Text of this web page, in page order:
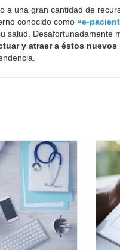
a una gran cantidad de
conocido como «e-
salud.
y atraer a éstos nuevos